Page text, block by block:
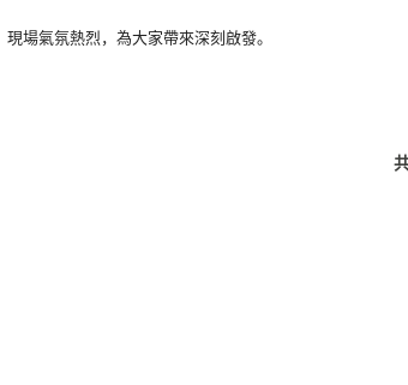
現場氣氛熱烈，為大家帶來深刻啟發。